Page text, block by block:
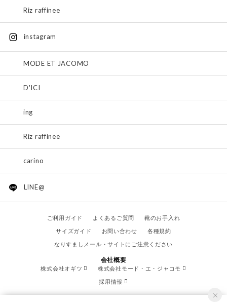
Riz raffinee
instagram
MODE ET JACOMO
D'ICI
ing
Riz raffinee
carino
LINE@
ご利用ガイド よくあるご質問
靴のお手入れ
サイズガイド
お問い合わせ
各種規約
なりすましメール・サイトにご注意ください
会社概要
株式会社オギツ
株式会社モード・エ・ジャコモ
採用情報